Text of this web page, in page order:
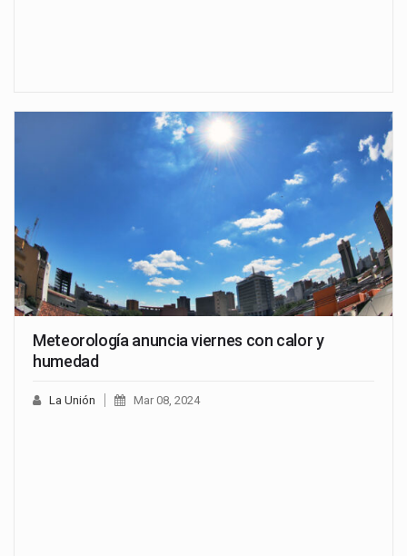
Meteorología anuncia viernes con calor y
humedad
La Unión Mar 08, 2024